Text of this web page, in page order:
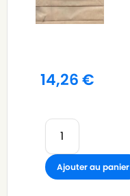
14,26€
Ajouter au panier